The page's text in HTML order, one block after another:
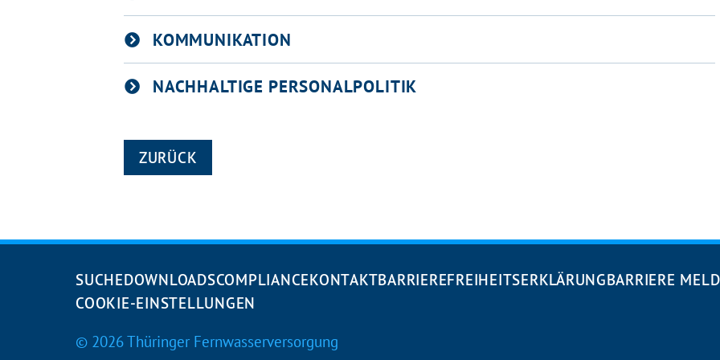
KOMMUNIKATION
NACHHALTIGE PERSONALPOLITIK
ZURÜCK
Navigation
überspringen
SUCHEDOWNLOADSCOMPLIANCEKONTAKTBARRIEREFREIHEITS­ERKLÄRUNGBARRIERE
COOKIE-EINSTELLUNGEN
© 2026 Thüringer Fernwasserversorgung